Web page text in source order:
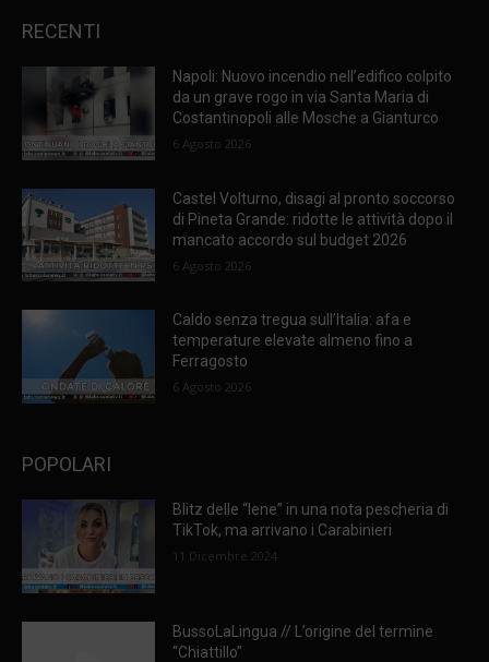
RECENTI
Napoli: Nuovo incendio nell’edifico colpito
da un grave rogo in via Santa Maria di
Costantinopoli alle Mosche a Gianturco
6 Agosto 2026
Castel Volturno, disagi al pronto soccorso
di Pineta Grande: ridotte le attività dopo il
mancato accordo sul budget 2026
6 Agosto 2026
Caldo senza tregua sull’Italia: afa e
temperature elevate almeno fino a
Ferragosto
6 Agosto 2026
POPOLARI
Blitz delle “Iene” in una nota pescheria di
TikTok, ma arrivano i Carabinieri
11 Dicembre 2024
BussoLaLingua // L’origine del termine
“Chiattillo”